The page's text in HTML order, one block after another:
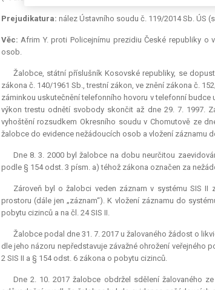
Prejudikatura: nález Ústavního soudu č. 119/2014 Sb. ÚS
Věc:Afrim Y. proti Policejnímu prezidiu České republiky o
osob.
Žalobce, státní příslušník Kosovské republiky, se
zákona č. 140/1961 Sb., trestní zákon, ve znění zákona č.
záminkou uskutečnění telefonního hovoru v telefonní
výkon trestu odnětí svobody skončit až dne 29. 7. 1997.
vyhoštění rozsudkem Okresního soudu v Chomutově ze
žalobce do evidence nežádoucích osob a vložení záznamu
Dne 8. 3. 2000 byl žalobce na dobu neurčitou
podle § 154 odst. 3 písm. a) téhož zákona označen za
Zároveň byl o žalobci veden záznam v systému SIS
prostoru (dále jen „záznam“). K vložení záznamu do
pobytu cizinců a na čl. 24 SIS II.
Žalobce podal dne 31. 7. 2017 u žalovaného žádost o
dle jeho názoru nepředstavuje závažné ohrožení veřejného
2 SIS II a § 154 odst. 6 zákona o pobytu cizinců.
Dne 2. 10. 2017 žalobce obdržel sdělení žalovaného